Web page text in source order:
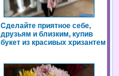
Сделайте приятное себе,
друзьям и близким, купив
букет из красивых хризантем